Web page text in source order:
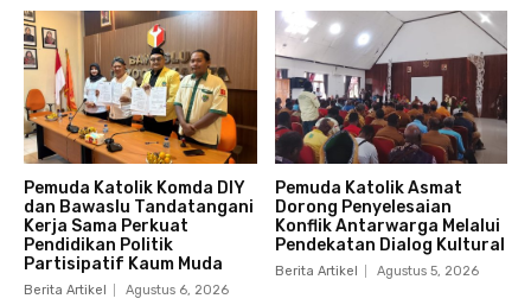
Pemuda Katolik Komda DIY
dan Bawaslu Tandatangani
Kerja Sama Perkuat
Pendidikan Politik
Partisipatif Kaum Muda
Berita Artikel Agustus 6, 2026
Pemuda Katolik Asmat
Dorong Penyelesaian
Konflik Antarwarga Melalui
Pendekatan Dialog Kultural
Berita Artikel Agustus 5, 2026